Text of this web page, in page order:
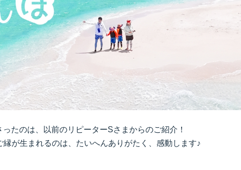
たのは、以前のリピーターSさまからのご紹介！
が生まれるのは、たいへんありがたく、感動します♪